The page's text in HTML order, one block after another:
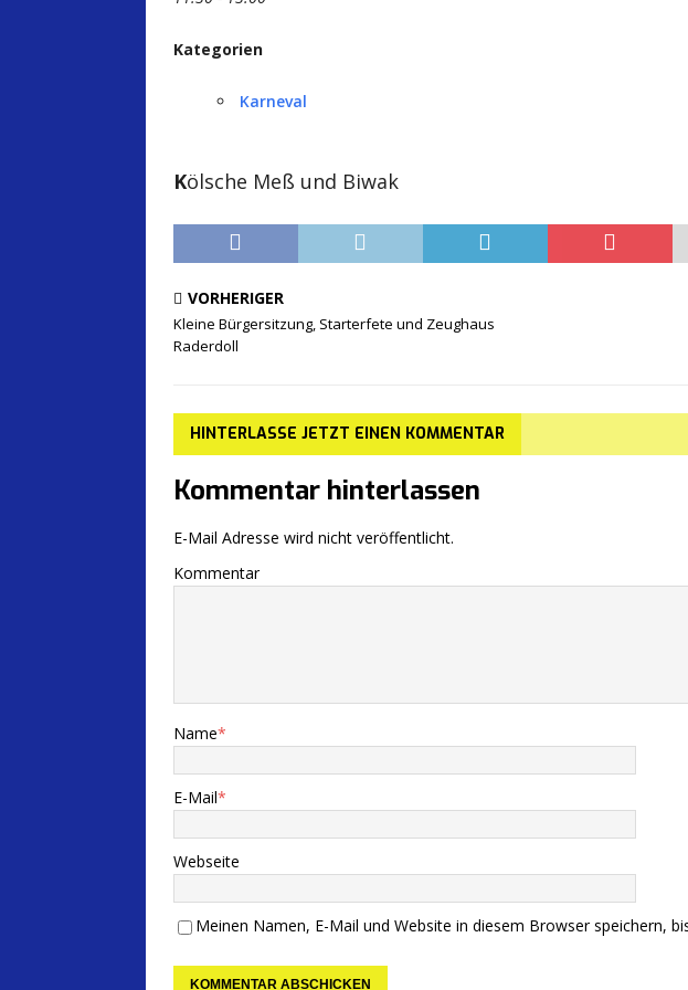
Kategorien
Karneval
Kölsche Meß und Biwak
VORHERIGER
Kleine Bürgersitzung, Starterfete und Zeughaus
Raderdoll
HINTERLASSE JETZT EINEN KOMMENTAR
Kommentar hinterlassen
E-Mail Adresse wird nicht veröffentlicht.
Kommentar
Name*
E-Mail*
Webseite
Meinen Namen, E-Mail und Website in diesem Browser speichern,